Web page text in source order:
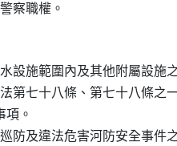
察職權。
水設施範圍內及其他附屬設施
法第七十八條、第七十八條之
項。
防及違法危害河防安全事件